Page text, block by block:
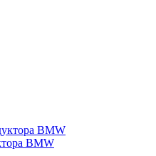
BMW
BMW